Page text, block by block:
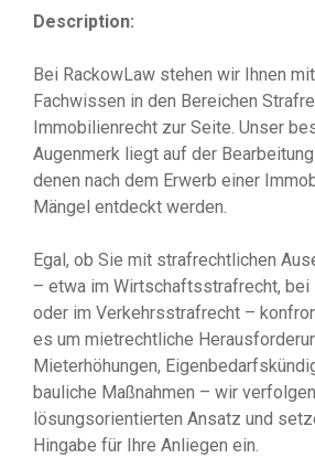
Description:
Bei RackowLaw stehen wir Ihnen
Fachwissen in den Bereichen
Immobilienrecht zur Seite. Unser
Augenmerk liegt auf der
denen nach dem Erwerb einer
Mängel entdeckt werden.
Egal, ob Sie mit strafrechtlichen
– etwa im Wirtschaftsstrafrecht, bei
oder im Verkehrsstrafrecht –
es um mietrechtliche
Mieterhöhungen,
bauliche Maßnahmen – wir
lösungsorientierten Ansatz und
Hingabe für Ihre Anliegen ein.